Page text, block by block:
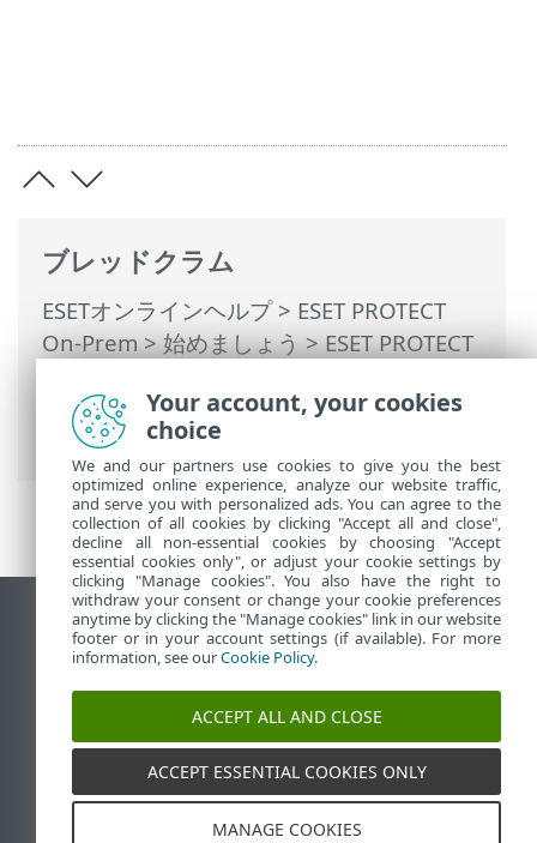
ブレッドクラム
ESETオンラインヘルプ> ESET PROTECT
On-Prem>始めましょう>ESET PROTECT
ーションおよびフィードバックシステムポ
リシー
デスクトップサイトの表示
End of Life
ESETナレッジベース
ESETフォーラム
ESET Status Portal
地域サポート
Your account, your cookies
choice
We and our partners use cookies to give you the best
optimized online experience, analyze our website traffic,
and serve you with personalized ads. You can agree to the
collection of all cookies by clicking "Accept all and close",
decline all non-essential cookies by choosing "Accept
essential cookies only", or adjust your cookie settings by
clicking "Manage cookies". You also have the right to
withdraw your consent or change your cookie preferences
anytime by clicking the "Manage cookies" link in our website
footer or in your account settings (if available). For more
information, see ourCookie Policy.
ACCEPT ALL AND CLOSE
ACCEPT ESSENTIAL COOKIES ONLY
MANAGE COOKIES